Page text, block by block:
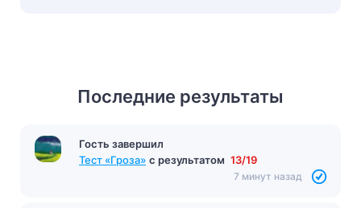
Последние результаты
Гость завершил
Тест на тему "Философия Древнего Востока"
Гость завершил
Тест «Гроза» с результатом 13/19
7 минут назад